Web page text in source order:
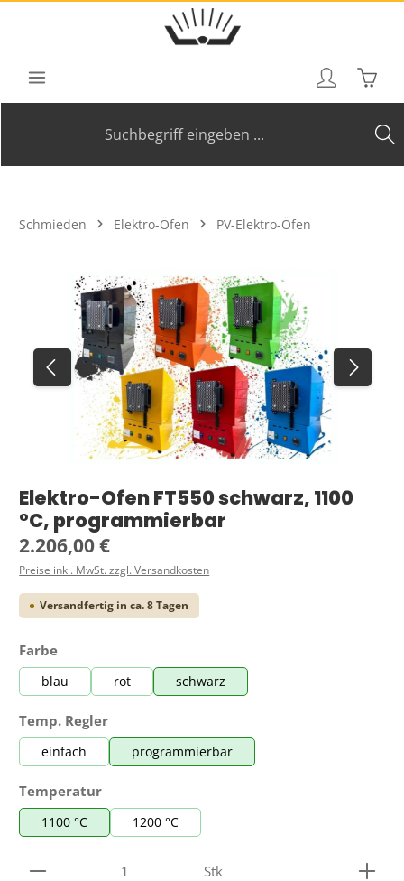
Zum Hauptinhalt springen
Schmieden Elektro-Öfen PV-Elektro-Öfen
Bildergalerie überspringen
Elektro-Ofen FT550 schwarz, 1100
°C, programmierbar
Regulärer Preis:
2.206,00 €
Preise inkl. MwSt. zzgl. Versandkosten
Versandfertig in ca. 8 Tagen
Farbeauswählen
blau rot schwarz
Temp. Reglerauswählen
einfach programmierbar
Temperaturauswählen
1100 °C 1200 °C
Produkt Anzahl: Gib den gewünschten Wert ein
Stk